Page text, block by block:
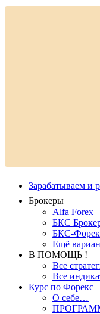
Зарабатываем и
Брокеры
Alfa Forex
БКС
БКС-
Ещё
В ПОМОЩЬ !
Все
Все
Курс по Форекс
О себе…